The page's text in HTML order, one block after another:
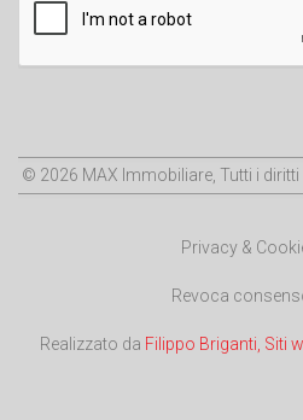
© 2026 MAX Immobiliare, Tutti i
Privacy &
Revoca
Realizzato da Filippo Briganti, Siti